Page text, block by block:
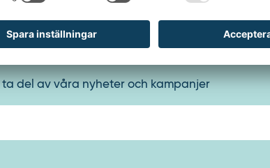
del av våra nyheter och kampanjer